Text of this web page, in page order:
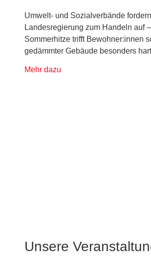
Umwelt- und Sozialverbände fordern
Landesregierung zum Handeln auf –
Sommerhitze trifft Bewohner:innen
gedämmter Gebäude besonders
Mehr dazu
Unsere